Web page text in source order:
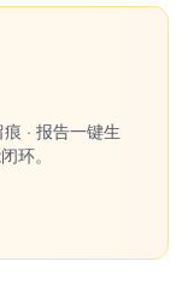
· 报告一键生
环。